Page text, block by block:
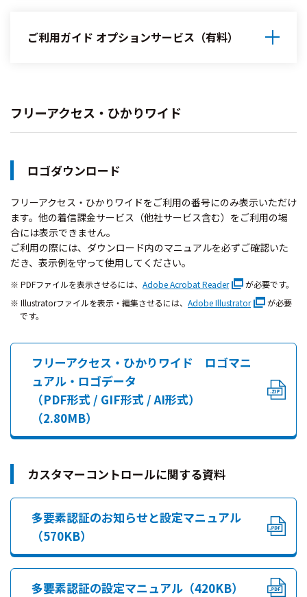
ご利用ガイド オプションサービス（有料）
フリーアクセス・ひかりワイド
ロゴダウンロード
フリーアクセス・ひかりワイドをご利用の番号にのみ表示いただけ
ます。他の着信課金サービス（他社サービス含む）をご利用の場
合には表示できません。
ご利用の際には、ダウンロード内のマニュアルを必ずご確認いた
だき、表示例を守って使用してください。
PDFファイルを表示させるには、 Adobe Acrobat Reader
が必要です。
Illustratorファイルを表示・編集させるには、 Adobe Illustrator
が必要
です。
フリーアクセス・ひかりワイド ロゴマニ
ュアル・ロゴデータ
（PDF形式 / GIF形式 / AI形式）
（2.80MB）
カスタマーコントロールに関する資料
多要素認証のお知らせと設定マニュアル
（570KB）
多要素認証の設定マニュアル（420KB）